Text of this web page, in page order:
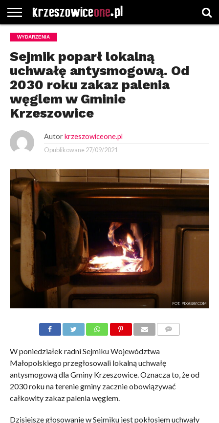
STRONA
GŁÓWNA
WYBORY
WYBIERZ
ROZKŁADY
GREGORCZYK
KONTAKT
WYDARZENIA
Sejmik poparł lokalną
uchwałę antysmogową. Od
2030 roku zakaz palenia
węglem w Gminie
Krzeszowice
Autor krzeszowiceone.pl
Opublikowane 27/09/2021
FOT. PIXABAY.COM
W poniedziałek radni Sejmiku Województwa
Małopolskiego przegłosowali lokalną uchwałę
antysmogową dla Gminy Krzeszowice. Oznacza to, że od
2030 roku na terenie gminy zacznie obowiązywać
całkowity zakaz palenia węglem.
Dzisiejsze głosowanie w Sejmiku jest pokłosiem uchwały